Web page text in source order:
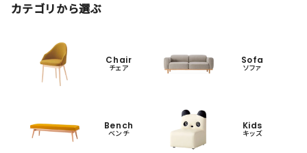
カテゴリから選ぶ
Chair
チェア
Sofa
ソファ
Bench
ベンチ
Kids
キッズ